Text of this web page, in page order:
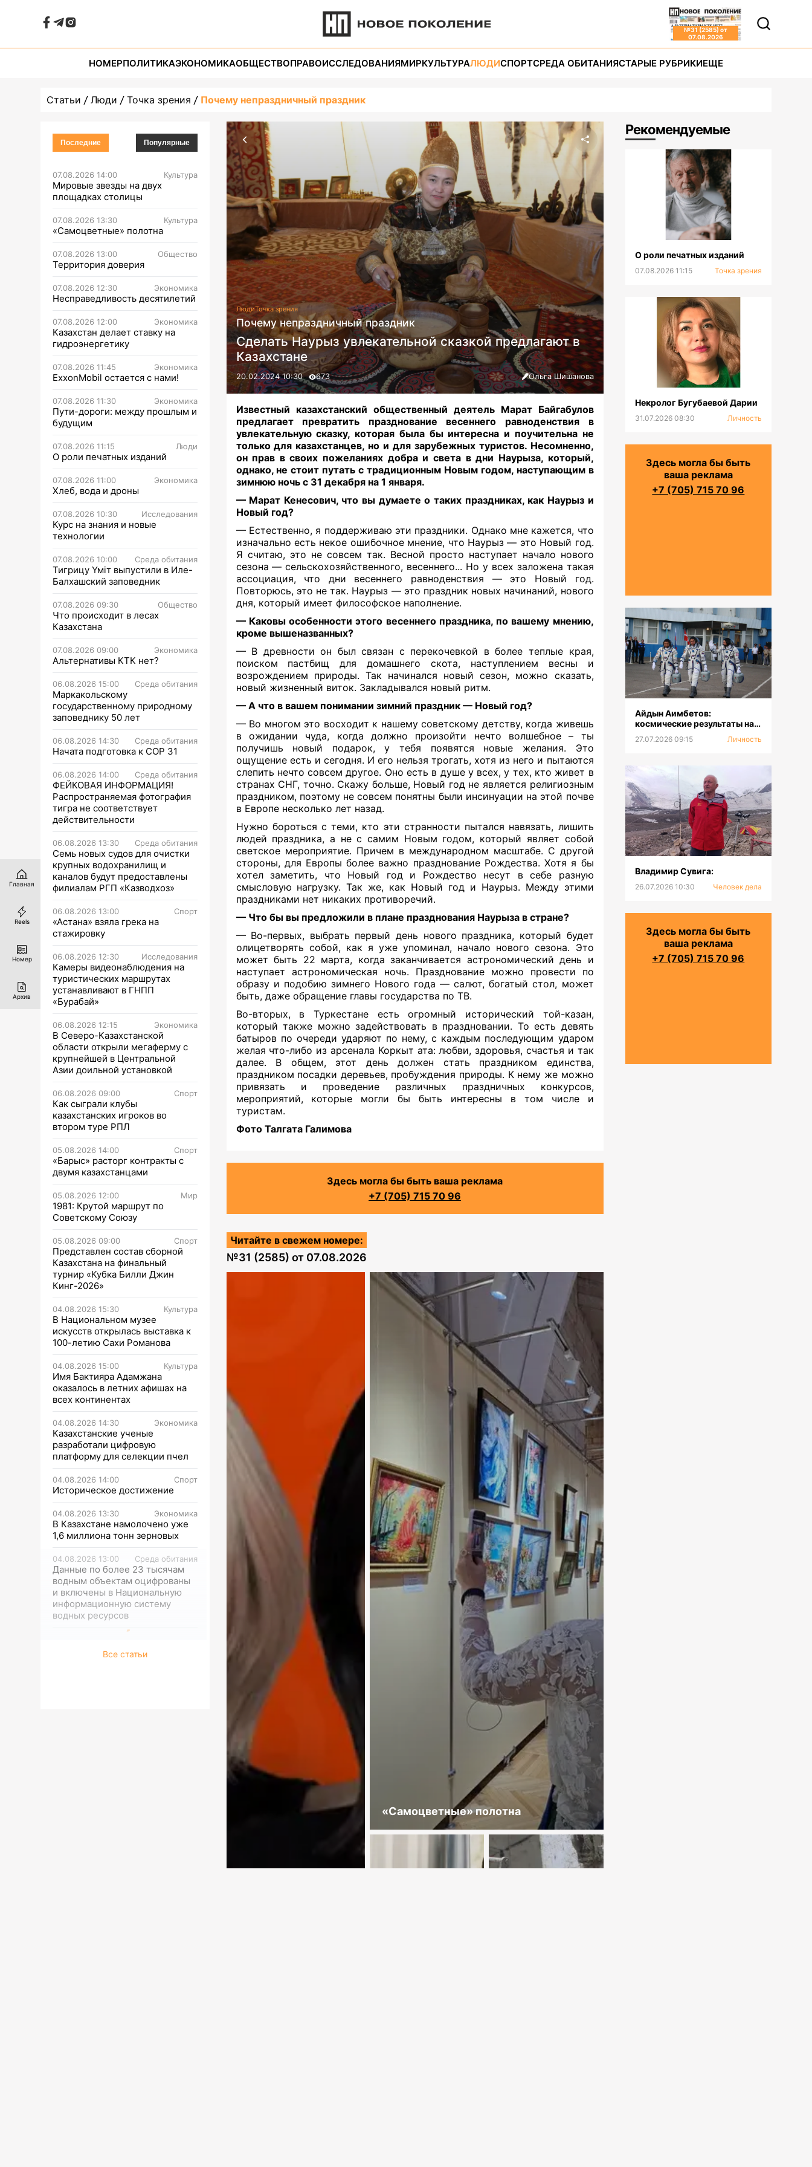
№31 (2585) от
07.08.2026
НОМЕРПОЛИТИКАЭКОНОМИКАОБЩЕСТВОПРАВОИССЛЕДОВАНИЯМИРКУЛЬТУРАЛЮДИСПОРТСРЕДА ОБИТАНИЯСТАРЫЕ РУБРИКИЕЩЕ
Статьи Люди Точка зрения Почему непраздничный праздник
Последние Популярные
07.08.2026 14:00 Культура
Мировые звезды на двух
площадках столицы
07.08.2026 13:30 Культура
«Самоцветные» полотна
07.08.2026 13:00 Общество
Территория доверия
07.08.2026 12:30 Экономика
Несправедливость десятилетий
07.08.2026 12:00 Экономика
Казахстан делает ставку на
гидроэнергетику
07.08.2026 11:45 Экономика
ExxonMobil остается с нами!
07.08.2026 11:30 Экономика
Пути-дороги: между прошлым и
будущим
07.08.2026 11:15 Люди
О роли печатных изданий
07.08.2026 11:00 Экономика
Хлеб, вода и дроны
07.08.2026 10:30 Исследования
Курс на знания и новые
технологии
07.08.2026 10:00 Среда обитания
Тигрицу Үміт выпустили в Иле-
Балхашский заповедник
07.08.2026 09:30 Общество
Что происходит в лесах
Казахстана
07.08.2026 09:00 Экономика
Альтернативы КТК нет?
06.08.2026 15:00 Среда обитания
Маркакольскому
государственному природному
заповеднику 50 лет
06.08.2026 14:30 Среда обитания
Начата подготовка к СОР 31
06.08.2026 14:00 Среда обитания
ФЕЙКОВАЯ ИНФОРМАЦИЯ!
Распространяемая фотография
тигра не соответствует
действительности
06.08.2026 13:30 Среда обитания
Семь новых судов для очистки
крупных водохранилищ и
каналов будут предоставлены
филиалам РГП «Казводхоз»
06.08.2026 13:00 Спорт
«Астана» взяла грека на
стажировку
06.08.2026 12:30 Исследования
Камеры видеонаблюдения на
туристических маршрутах
устанавливают в ГНПП
«Бурабай»
06.08.2026 12:15 Экономика
В Северо-Казахстанской
области открыли мегаферму с
крупнейшей в Центральной
Азии доильной установкой
06.08.2026 09:00 Спорт
Как сыграли клубы
казахстанских игроков во
втором туре РПЛ
05.08.2026 14:00 Спорт
«Барыс» расторг контракты с
двумя казахстанцами
05.08.2026 12:00 Мир
1981: Крутой маршрут по
Советскому Союзу
05.08.2026 09:00 Спорт
Представлен состав сборной
Казахстана на финальный
турнир «Кубка Билли Джин
Кинг-2026»
04.08.2026 15:30 Культура
В Национальном музее
искусств открылась выставка к
100-летию Сахи Романова
04.08.2026 15:00 Культура
Имя Бактияра Адамжана
оказалось в летних афишах на
всех континентах
04.08.2026 14:30 Экономика
Казахстанские ученые
разработали цифровую
платформу для селекции пчел
04.08.2026 14:00 Спорт
Историческое достижение
04.08.2026 13:30 Экономика
В Казахстане намолочено уже
1,6 миллиона тонн зерновых
04.08.2026 13:00 Среда обитания
Данные по более 23 тысячам
водным объектам оцифрованы
и включены в Национальную
информационную систему
водных ресурсов
Все статьи
ЛюдиТочка зрения
Почему непраздничный праздник
Сделать Наурыз увлекательной сказкой предлагают в
Казахстане
20.02.2024 10:30 673 Ольга Шишанова
Известный казахстанский общественный деятель Марат Байгабулов
предлагает превратить празднование весеннего равноденствия в
увлекательную сказку, которая была бы интересна и поучительна не
только для казахстанцев, но и для зарубежных туристов. Несомненно,
он прав в своих пожеланиях добра и света в дни Наурыза, который,
однако, не стоит путать с традиционным Новым годом, наступающим в
зимнюю ночь с 31 декабря на 1 января.
— Марат Кенесович, что вы думаете о таких праздниках, как Наурыз и
Новый год?
— Естественно, я поддерживаю эти праздники. Однако мне кажется, что
изначально есть некое ошибочное мнение, что Наурыз — это Новый год.
Я считаю, это не совсем так. Весной просто наступает начало нового
сезона — сельскохозяйственного, весеннего... Но у всех заложена такая
ассоциация, что дни весеннего равноденствия — это Новый год.
Повторюсь, это не так. Наурыз — это праздник новых начинаний, нового
дня, который имеет философское наполнение.
— Каковы особенности этого весеннего праздника, по вашему мнению,
кроме вышеназванных?
— В древности он был связан с перекочевкой в более теплые края,
поиском пастбищ для домашнего скота, наступлением весны и
возрождением природы. Так начинался новый сезон, можно сказать,
новый жизненный виток. Закладывался новый ритм.
— А что в вашем понимании зимний праздник — Новый год?
— Во многом это восходит к нашему советскому детству, когда живешь
в ожидании чуда, когда должно произойти нечто волшебное – ты
получишь новый подарок, у тебя появятся новые желания. Это
ощущение есть и сегодня. И его нельзя трогать, хотя из него и пытаются
слепить нечто совсем другое. Оно есть в душе у всех, у тех, кто живет в
странах СНГ, точно. Скажу больше, Новый год не является религиозным
праздником, поэтому не совсем понятны были инсинуации на этой почве
в Европе несколько лет назад.
Нужно бороться с теми, кто эти странности пытался навязать, лишить
людей праздника, а не с самим Новым годом, который являет собой
светское мероприятие. Причем в международном масштабе. С другой
стороны, для Европы более важно празднование Рождества. Хотя я бы
хотел заметить, что Новый год и Рождество несут в себе разную
смысловую нагрузку. Так же, как Новый год и Наурыз. Между этими
праздниками нет никаких противоречий.
— Что бы вы предложили в плане празднования Наурыза в стране?
— Во-первых, выбрать первый день нового праздника, который будет
олицетворять собой, как я уже упоминал, начало нового сезона. Это
может быть 22 марта, когда заканчивается астрономический день и
наступает астрономическая ночь. Празднование можно провести по
образу и подобию зимнего Нового года — салют, богатый стол, может
быть, даже обращение главы государства по ТВ.
Во-вторых, в Туркестане есть огромный исторический той-казан,
который также можно задействовать в праздновании. То есть девять
батыров по очереди ударяют по нему, с каждым последующим ударом
желая что-либо из арсенала Коркыт ата: любви, здоровья, счастья и так
далее. В общем, этот день должен стать праздником единства,
праздником посадки деревьев, пробуждения природы. К нему же можно
привязать и проведение различных праздничных конкурсов,
мероприятий, которые могли бы быть интересны в том числе и
туристам.
Фото Талгата Галимова
Здесь могла бы быть ваша реклама
+7 (705) 715 70 96
Читайте в свежем номере:
№31 (2585) от 07.08.2026
«Самоцветные» полотна
Рекомендуемые
О роли печатных изданий
07.08.2026 11:15 Точка зрения
Некролог Бугубаевой Дарии
31.07.2026 08:30 Личность
Здесь могла бы быть
ваша реклама
+7 (705) 715 70 96
Айдын Аимбетов:
космические результаты на
27.07.2026 09:15 Личность
Владимир Сувига:
26.07.2026 10:30 Человек дела
Здесь могла бы быть
ваша реклама
+7 (705) 715 70 96
Главная
Reels
Номер
Архив